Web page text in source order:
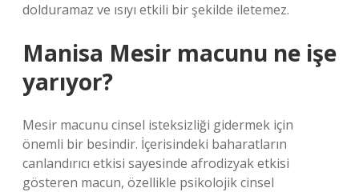
dolduramaz ve ısıyı etkili bir şekilde iletemez.
Manisa Mesir macunu ne işe
yarıyor?
Mesir macunu cinsel isteksizliği gidermek için
önemli bir besindir. İçerisindeki baharatların
canlandırıcı etkisi sayesinde afrodizyak etkisi
gösteren macun, özellikle psikolojik cinsel